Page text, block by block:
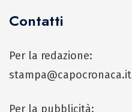
Contatti
Per la redazione:
stampa@capocronaca.it
Per la pubblicità: